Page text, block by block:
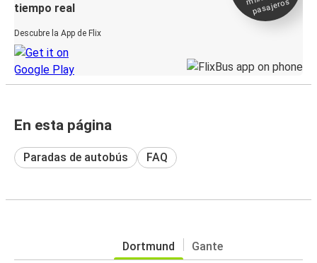
tiempo real
Descubre la App de Flix
pasajeros
En esta página
Paradas de autobús FAQ
Dortmund Gante